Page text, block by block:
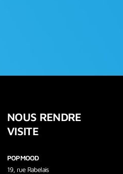
NOUS RENDRE
VISITE
POPMOOD
19, rue Rabelais